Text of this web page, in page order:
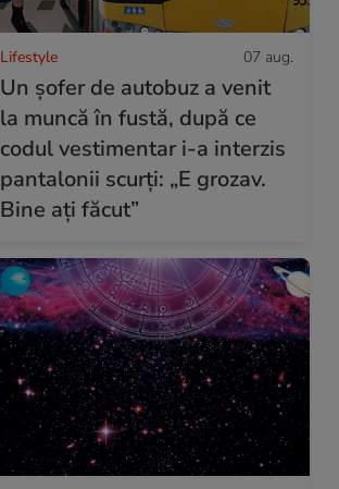
Lifestyle 07 aug.
Un șofer de autobuz a venit
la muncă în fustă, după ce
codul vestimentar i-a interzis
pantalonii scurți: „E grozav.
Bine ați făcut”